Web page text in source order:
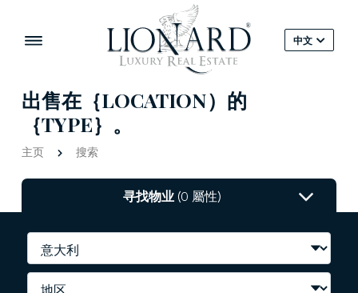
中文
出售在｛LOCATION）的
｛TYPE｝。
主页 搜索
寻找物业(0 屬性)